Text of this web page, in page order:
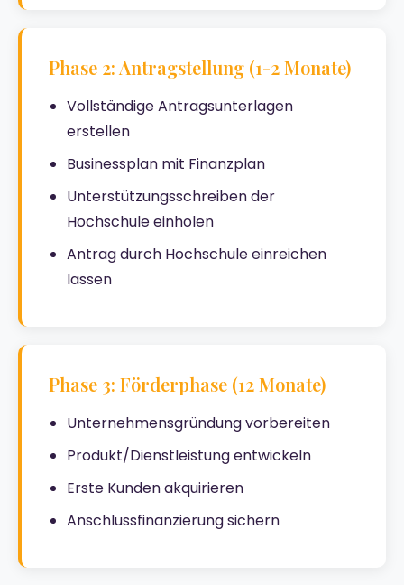
Phase 2: Antragstellung (1-2 Monate)
Vollständige Antragsunterlagen
erstellen
Businessplan mit Finanzplan
Unterstützungsschreiben der
Hochschule einholen
Antrag durch Hochschule einreichen
lassen
Phase 3: Förderphase (12 Monate)
Unternehmensgründung vorbereiten
Produkt/Dienstleistung entwickeln
Erste Kunden akquirieren
Anschlussfinanzierung sichern